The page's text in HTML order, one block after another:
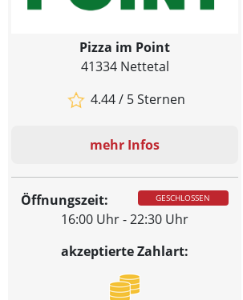
Pizza im Point
41334 Nettetal
4.44 / 5 Sternen
mehr Infos
Öffnungszeit: GESCHLOSSEN
16:00 Uhr - 22:30 Uhr
akzeptierte Zahlart: